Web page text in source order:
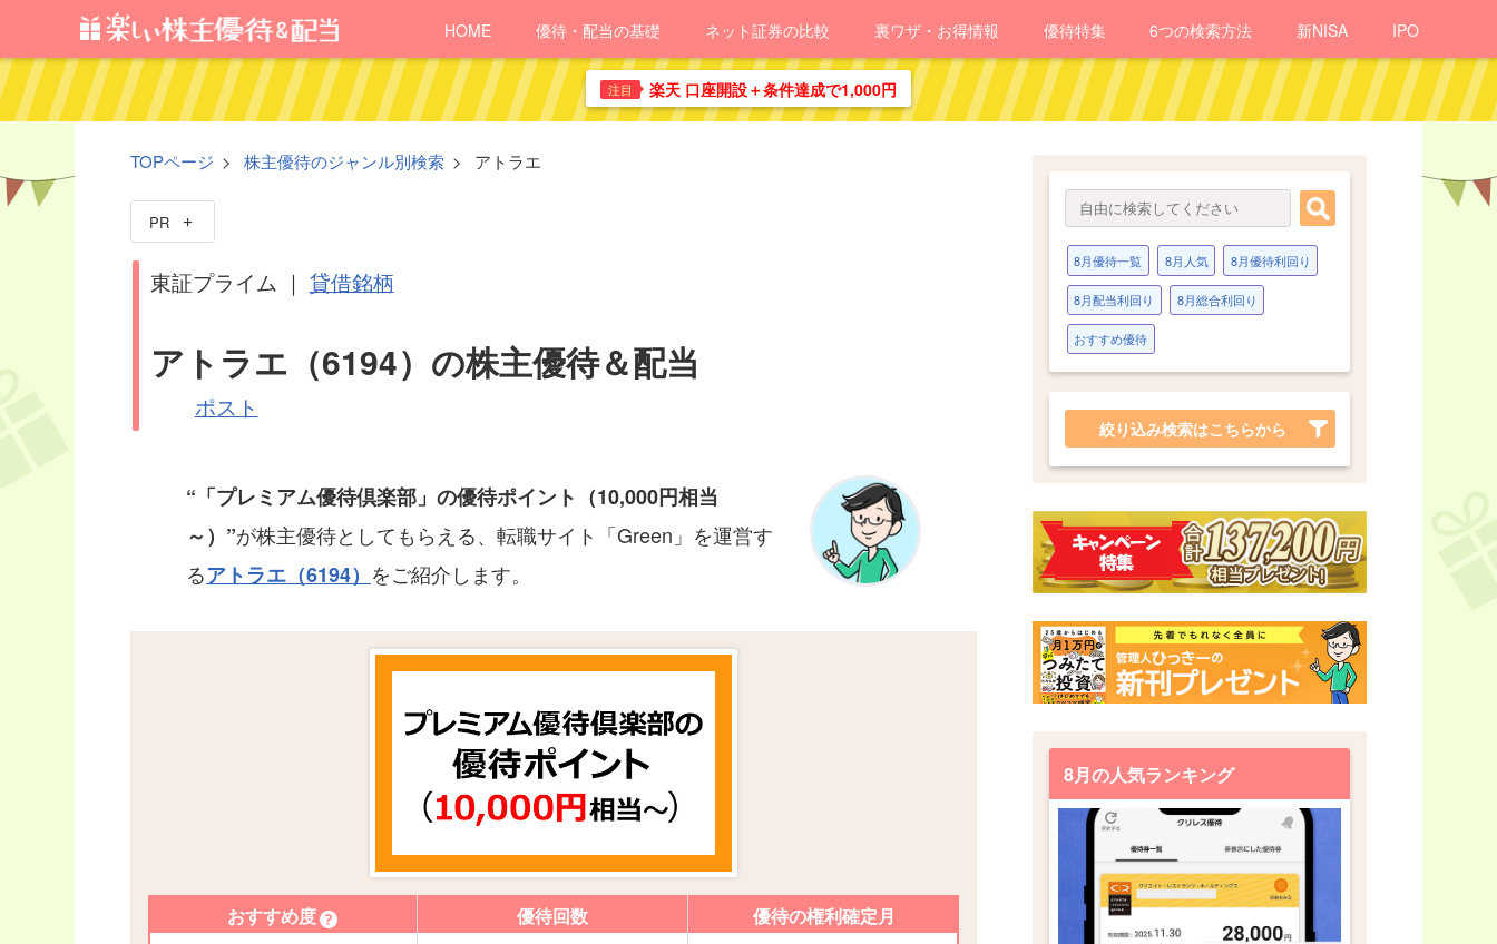
HOME 優待・配当の基礎 ネット証券の比較 裏ワザ・お得情報 優待特集 6つの検索方法 新NISA IPO
注目 楽天 口座開設＋条件達成で1,000円
TOPページ 株主優待のジャンル別検索 アトラエ
PR
東証プライム ｜ 貸借銘柄
アトラエ（6194）の株主優待＆配当
ポスト
“「プレミアム優待倶楽部」の優待ポイント（10,000円相当
～）”が株主優待としてもらえる、転職サイト「Green」を運営す
るアトラエ（6194） をご紹介します。
おすすめ度 優待回数 優待の権利確定月
8月優待一覧 8月人気 8月優待利回り
8月配当利回り 8月総合利回り
おすすめ優待
絞り込み検索はこちらから
8月の人気ランキング